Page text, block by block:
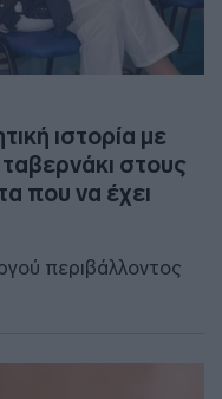
ιστορία με
στους
που να έχει
περιβάλλοντος